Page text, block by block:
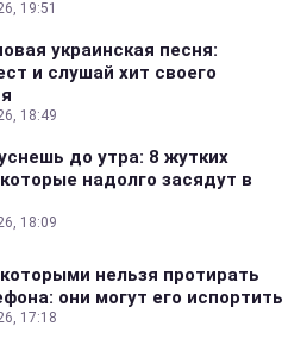
19:51
украинская песня:
и слушай хит своего
18:49
до утра: 8 жутких
надолго засядут в
18:09
нельзя протирать
они могут его испортить
17:18